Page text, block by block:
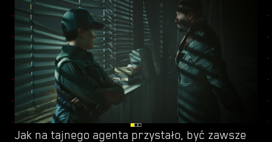
Jak na tajnego agenta przystało, być zawsze
Kieruj się do Dogtown — zrujnowanej części
Z racji przyznanego ci statusu tajnego agenta